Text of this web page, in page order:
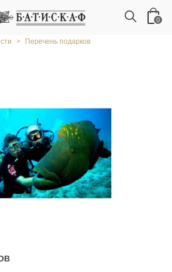
0
> Перечень подарков